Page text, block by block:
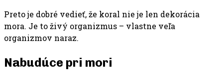
Preto je dobré vedieť, že koral nie je len dekorácia
mora. Je to živý organizmus – vlastne veľa
organizmov naraz.
Nabudúce pri mori